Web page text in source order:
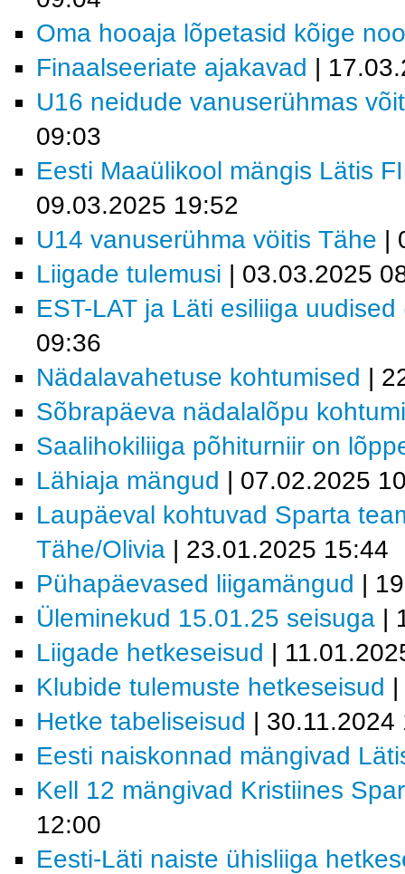
Oma hooaja lõpetasid kõige
Finaalseeriate ajakavad |
U16 neidude vanuserühmas
09:03
Eesti Maaülikool mängis Lätis
09.03.2025 19:52
U14 vanuserühma vöitis Tähe |
Liigade tulemusi | 03.03.2025
EST-LAT ja Läti esiliiga
09:36
Nädalavahetuse kohtumised |
Sõbrapäeva nädalalõpu
Saalihokiliiga põhiturniir on
Lähiaja mängud | 07.02.2025
Laupäeval kohtuvad Sparta
Tähe/Olivia | 23.01.2025 15:44
Pühapäevased liigamängud |
Üleminekud 15.01.25 seisuga |
Liigade hetkeseisud |
Klubide tulemuste hetkeseisud
Hetke tabeliseisud | 30.11.2024
Eesti naiskonnad mängivad
Kell 12 mängivad Kristiines
12:00
Eesti-Läti naiste ühisliiga